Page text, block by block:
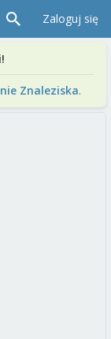
Zaloguj się
Znaleziska.